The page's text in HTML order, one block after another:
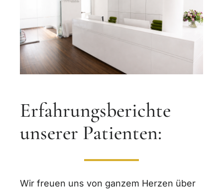
Erfahrungsberichte
unserer Patienten:
Wir freuen uns von ganzem Herzen über